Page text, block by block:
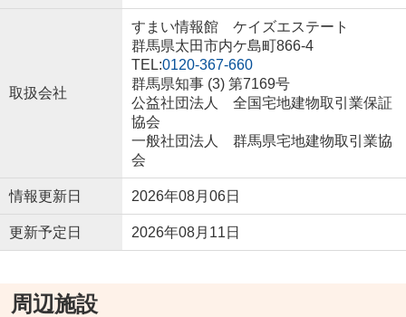
取扱会社
すまい情報館 ケイズエステート
群馬県太田市内ケ島町866-4
TEL:0120-367-660
群馬県知事 (3) 第7169号
公益社団法人 全国宅地建物取引業保証
協会
一般社団法人 群馬県宅地建物取引業協
会
情報更新日 2026年08月06日
更新予定日 2026年08月11日
周辺施設